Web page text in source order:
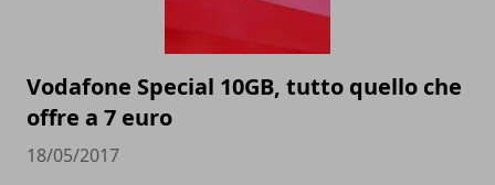
Vodafone Special 10GB, tutto quello che
offre a 7 euro
18/05/2017